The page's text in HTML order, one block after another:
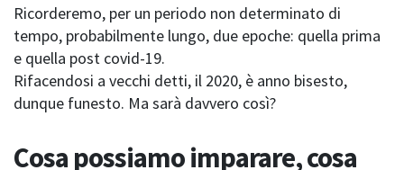
Ricorderemo, per un periodo non determinato di
tempo, probabilmente lungo, due epoche: quella prima
e quella post covid-19.
Rifacendosi a vecchi detti, il 2020, è anno bisesto,
dunque funesto. Ma sarà davvero così?
Cosa possiamo imparare, cosa